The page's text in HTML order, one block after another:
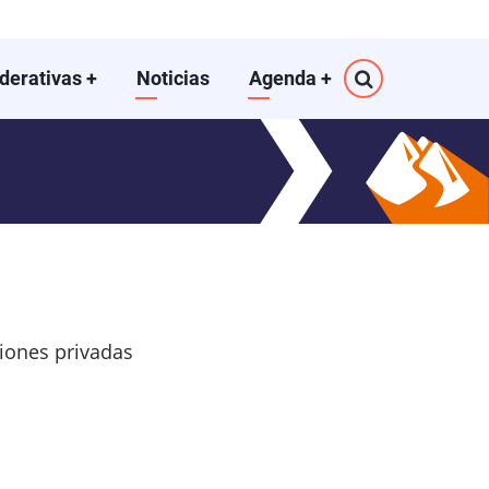
+ Noticias Agenda +
privadas